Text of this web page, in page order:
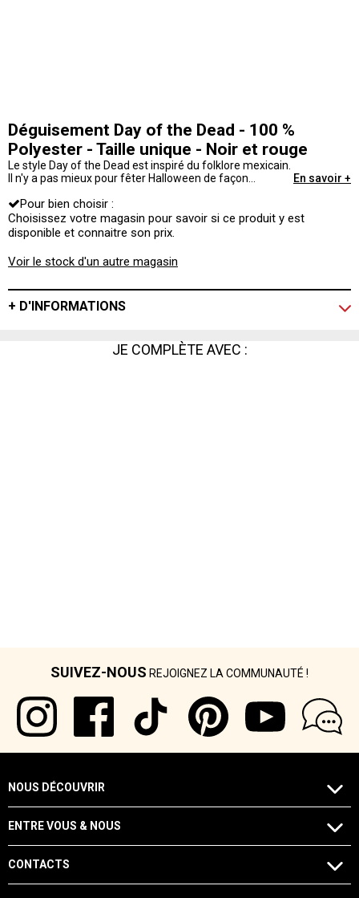
Déguisement Day of the Dead - 100 %
Polyester - Taille unique - Noir et rouge
Le style Day of the Dead est inspiré du folklore mexicain.
Il n'y a pas mieux pour fêter Halloween de façon
En savoir +
Pour bien choisir :
Choisissez votre magasin pour savoir si ce produit y est
disponible et connaitre son prix.
Voir le stock d'un autre magasin
+ D'INFORMATIONS
JE COMPLÈTE AVEC :
SUIVEZ-NOUS REJOIGNEZ LA COMMUNAUTÉ !
NOUS DÉCOUVRIR
ENTRE VOUS & NOUS
CONTACTS